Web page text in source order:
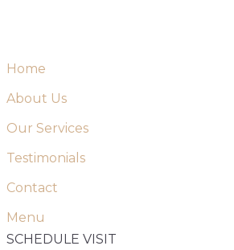
content
Home
About Us
Our Services
Testimonials
Contact
Menu
SCHEDULE VISIT